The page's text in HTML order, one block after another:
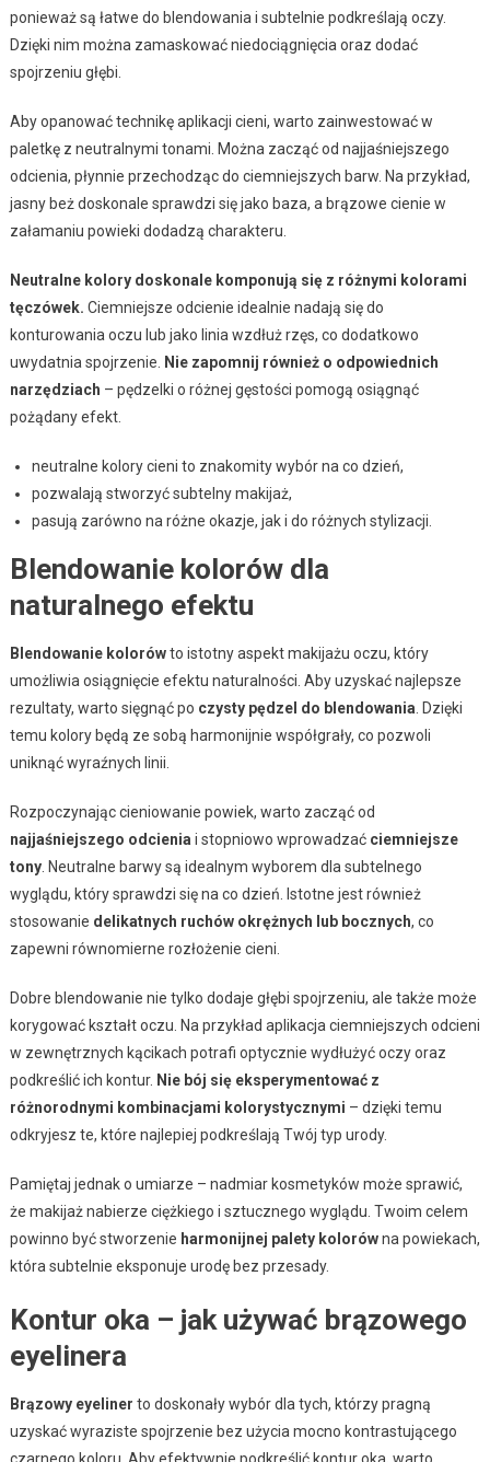
ponieważ są łatwe do blendowania i subtelnie podkreślają oczy.
Dzięki nim można zamaskować niedociągnięcia oraz dodać
spojrzeniu głębi.
Aby opanować technikę aplikacji cieni, warto zainwestować w
paletkę z neutralnymi tonami. Można zacząć od najjaśniejszego
odcienia, płynnie przechodząc do ciemniejszych barw. Na przykład,
jasny beż doskonale sprawdzi się jako baza, a brązowe cienie w
załamaniu powieki dodadzą charakteru.
Neutralne kolory doskonale komponują się z różnymi kolorami
tęczówek. Ciemniejsze odcienie idealnie nadają się do
konturowania oczu lub jako linia wzdłuż rzęs, co dodatkowo
uwydatnia spojrzenie.
Nie zapomnij również o odpowiednich
narzędziach – pędzelki o różnej gęstości pomogą osiągnąć
pożądany efekt.
neutralne kolory cieni to znakomity wybór na co dzień,
pozwalają stworzyć subtelny makijaż,
pasują zarówno na różne okazje, jak i do różnych stylizacji.
Blendowanie kolorów dla
naturalnego efektu
Blendowanie kolorówto istotny aspekt makijażu oczu, który
umożliwia osiągnięcie efektu naturalności. Aby uzyskać najlepsze
rezultaty, warto sięgnąć po czysty pędzel do blendowania . Dzięki
temu kolory będą ze sobą harmonijnie współgrały, co pozwoli
uniknąć wyraźnych linii.
Rozpoczynając cieniowanie powiek, warto zacząć od
najjaśniejszego odcienia i stopniowo wprowadzać ciemniejsze
tony. Neutralne barwy są idealnym wyborem dla subtelnego
wyglądu, który sprawdzi się na co dzień. Istotne jest również
stosowanie delikatnych ruchów okrężnych lub bocznych, co
zapewni równomierne rozłożenie cieni.
Dobre blendowanie nie tylko dodaje głębi spojrzeniu, ale także może
korygować kształt oczu. Na przykład aplikacja ciemniejszych odcieni
w zewnętrznych kącikach potrafi optycznie wydłużyć oczy oraz
podkreślić ich kontur. Nie bój się eksperymentować z
różnorodnymi kombinacjami kolorystycznymi – dzięki temu
odkryjesz te, które najlepiej podkreślają Twój typ urody.
Pamiętaj jednak o umiarze – nadmiar kosmetyków może sprawić,
że makijaż nabierze ciężkiego i sztucznego wyglądu. Twoim celem
powinno być stworzenie harmonijnej palety kolorówna powiekach,
która subtelnie eksponuje urodę bez przesady.
Kontur oka – jak używać brązowego
eyelinera
Brązowy eyeliner to doskonały wybór dla tych, którzy pragną
uzyskać wyraziste spojrzenie bez użycia mocno kontrastującego